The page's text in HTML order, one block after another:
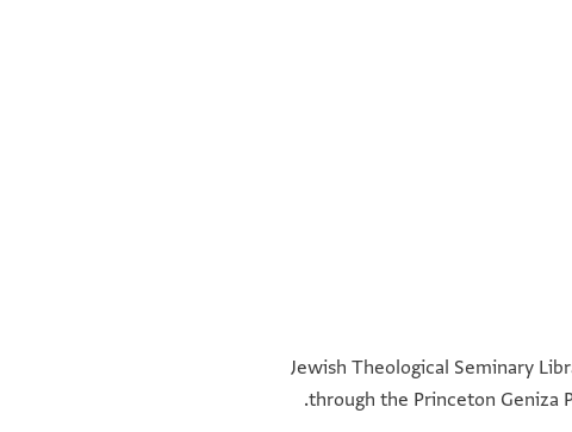
Jewish Theological Seminary
through the Princeton Geniza